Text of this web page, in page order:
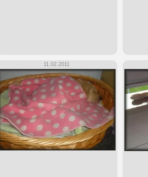
11.02.2011